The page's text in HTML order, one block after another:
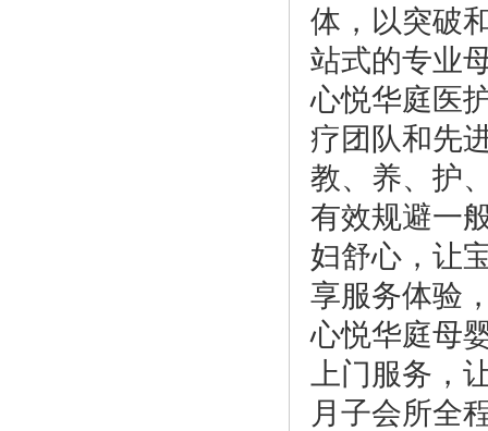
体，以突破
站式的专业
心悦华庭医
疗团队和先
教、养、护
有效规避一
妇舒心，让
享服务体验
心悦华庭母
上门服务，
月子会所全